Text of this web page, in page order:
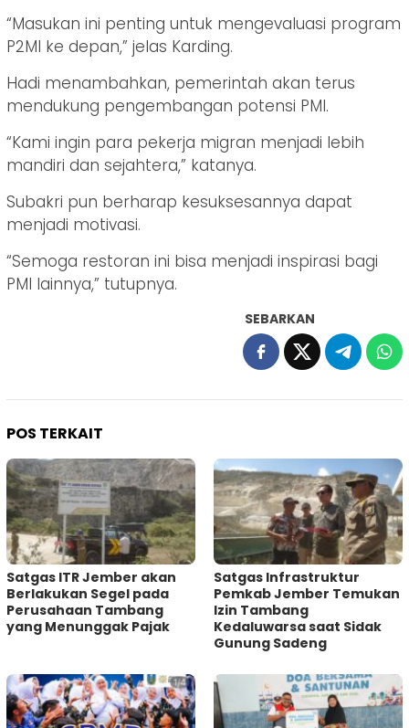
“Masukan ini penting untuk mengevaluasi program
P2MI ke depan,” jelas Karding.
Hadi menambahkan, pemerintah akan terus
mendukung pengembangan potensi PMI.
“Kami ingin para pekerja migran menjadi lebih
mandiri dan sejahtera,” katanya.
Subakri pun berharap kesuksesannya dapat
menjadi motivasi.
“Semoga restoran ini bisa menjadi inspirasi bagi
PMI lainnya,” tutupnya.
SEBARKAN
POS TERKAIT
Satgas ITR Jember akan
Berlakukan Segel pada
Perusahaan Tambang
yang Menunggak Pajak
Satgas Infrastruktur
Pemkab Jember Temukan
Izin Tambang
Kedaluwarsa saat Sidak
Gunung Sadeng